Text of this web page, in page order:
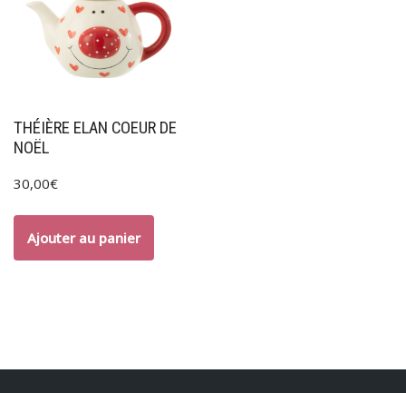
THÉIÈRE ELAN COEUR DE
NOËL
30,00€
Ajouter au panier